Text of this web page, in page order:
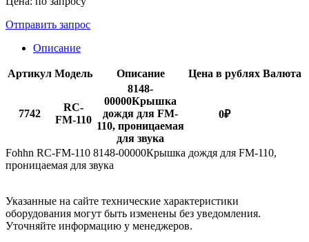
Отправить запрос
Описание
Артикул Модель Описание Цена в рублях Валюта
7742
RC-
FM-110
8148-
00000Крышка
дождя для FM-
110, проницаемая
для звука
0₽
Fohhn RC-FM-110 8148-00000Крышка дождя для FM-110,
проницаемая для звука
Указанные на сайте технические характеристики
оборудования могут быть изменены без уведомления.
Уточняйте информацию у менеджеров.